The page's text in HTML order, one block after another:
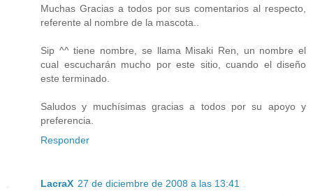
Muchas Gracias a todos por sus comentarios al respecto,
referente al nombre de la mascota..
Sip ^^ tiene nombre, se llama Misaki Ren, un nombre el
cual escucharán mucho por este sitio, cuando el diseño
este terminado.
Saludos y muchísimas gracias a todos por su apoyo y
preferencia.
Responder
LacraX 27 de diciembre de 2008 a las 13:41